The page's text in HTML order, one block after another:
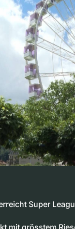
Super
mit grösstem